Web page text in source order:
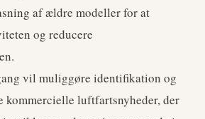
af ældre modeller for at
og reducere
vil muliggøre identifikation og
kommercielle luftfartsnyheder, der